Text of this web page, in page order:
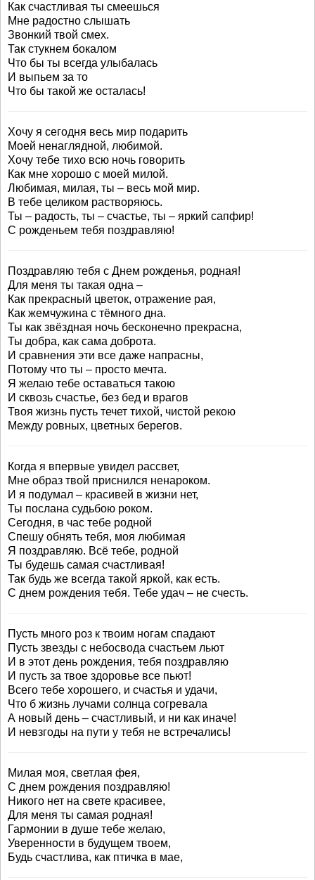
Как счастливая ты смеешься
Мне радостно слышать
Звонкий твой смех.
Так стукнем бокалом
Что бы ты всегда улыбалась
И выпьем за то
Что бы такой же осталась!
Хочу я сегодня весь мир подарить
Моей ненаглядной, любимой.
Хочу тебе тихо всю ночь говорить
Как мне хорошо с моей милой.
Любимая, милая, ты – весь мой мир.
В тебе целиком растворяюсь.
Ты – радость, ты – счастье, ты – яркий сапфир!
С рожденьем тебя поздравляю!
Поздравляю тебя с Днем рожденья, родная!
Для меня ты такая одна –
Как прекрасный цветок, отражение рая,
Как жемчужина с тёмного дна.
Ты как звёздная ночь бесконечно прекрасна,
Ты добра, как сама доброта.
И сравнения эти все даже напрасны,
Потому что ты – просто мечта.
Я желаю тебе оставаться такою
И сквозь счастье, без бед и врагов
Твоя жизнь пусть течет тихой, чистой рекою
Между ровных, цветных берегов.
Когда я впервые увидел рассвет,
Мне образ твой приснился ненароком.
И я подумал – красивей в жизни нет,
Ты послана судьбою роком.
Сегодня, в час тебе родной
Спешу обнять тебя, моя любимая
Я поздравляю. Всё тебе, родной
Ты будешь самая счастливая!
Так будь же всегда такой яркой, как есть.
С днем рождения тебя. Тебе удач – не счесть.
Пусть много роз к твоим ногам спадают
Пусть звезды с небосвода счастьем льют
И в этот день рождения, тебя поздравляю
И пусть за твое здоровье все пьют!
Всего тебе хорошего, и счастья и удачи,
Что б жизнь лучами солнца согревала
А новый день – счастливый, и ни как иначе!
И невзгоды на пути у тебя не встречались!
Милая моя, светлая фея,
С днем рождения поздравляю!
Никого нет на свете красивее,
Для меня ты самая родная!
Гармонии в душе тебе желаю,
Уверенности в будущем твоем,
Будь счастлива, как птичка в мае,